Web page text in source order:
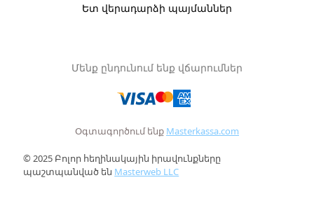
Ետ վերադարձի պայմաններ
Մենք ընդունում ենք վճարումներ
Օգտագործում ենք Masterkassa.com
© 2025 Բոլոր հեղինակային իրավունքները
պաշտպանված են Masterweb LLC